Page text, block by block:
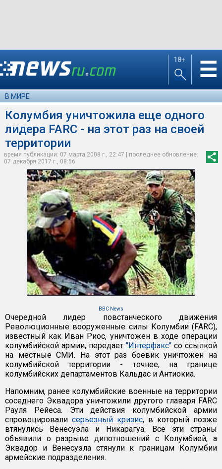
18+ ☰
В МИРЕ
Колумбия уничтожила еще одного
лидера FARC - на этот раз на своей
территории
время публикации: 07 марта 2008 г., 22:47 | последнее обновление:
07 декабря 2017 г., 08:56
BBC News
Очередной лидер повстанческого движения
Революционные вооруженные силы Колумбии (FARC),
известный как Иван Риос, уничтожен в ходе операции
колумбийской армии, передает "Интерфакс" со ссылкой
на местные СМИ. На этот раз боевик уничтожен на
колумбийской территории - точнее, на границе
колумбийских департаментов Кальдас и Антиокиа.
Напомним, ранее колумбийские военные на территории
соседнего Эквадора уничтожили другого главаря FARC
Рауля Рейеса. Эти действия колумбийской армии
спровоцировали серьезный кризис, в который позже
втянулись Венесуэла и Никарагуа. Все эти страны
объявили о разрыве дипотношений с Колумбией, а
Эквадор и Венесуэла стянули к границам Колумбии
армейские подразделения.